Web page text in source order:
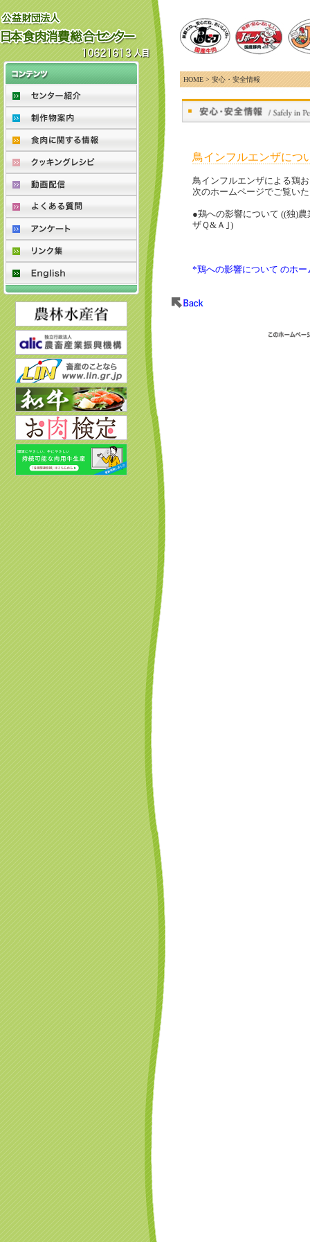
HOME > 安心・安全情報
鳥インフルエンザにつ
鳥インフルエンザによる鶏
次のホームページでご覧い
●鶏への影響について ((独)
ザＱ&Ａ｣)
*鶏への影響について のホー